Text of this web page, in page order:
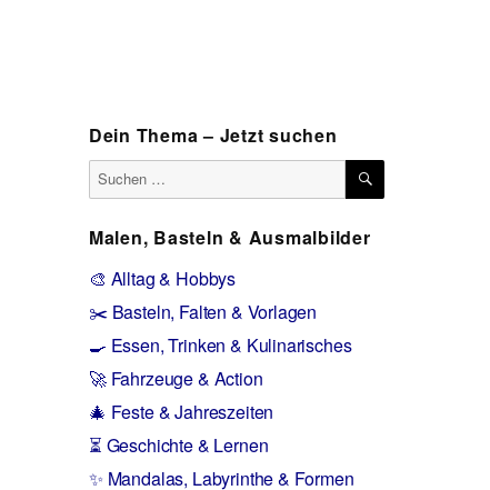
Dein Thema – Jetzt suchen
Suchen
nach:
SUCHEN
Malen, Basteln & Ausmalbilder
🎨 Alltag & Hobbys
✂️ Basteln, Falten & Vorlagen
🍳 Essen, Trinken & Kulinarisches
🚀 Fahrzeuge & Action
🎄 Feste & Jahreszeiten
⏳ Geschichte & Lernen
✨ Mandalas, Labyrinthe & Formen